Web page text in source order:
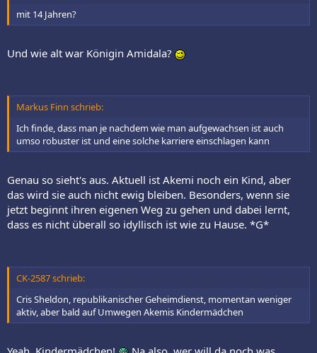
mit 14 Jahren?
Und wie alt war Königin Amidala?
Markus Finn schrieb:
Ich finde, dass man je nachdem wie man aufgewachsen ist auch
umso robuster ist und eine solche karriere einschlagen kann
Genau so sieht's aus. Aktuell ist Akemi noch ein Kind, aber
das wird sie auch nicht ewig bleiben. Besonders, wenn sie
jetzt beginnt ihren eigenen Weg zu gehen und dabei lernt,
dass es nicht überall so idyllisch ist wie zu Hause. *G*
CK-2587 schrieb:
Cris Sheldon, republikanischer Geheimdienst, momentan weniger
aktiv, aber bald auf Umwegen Akemis Kindermädchen